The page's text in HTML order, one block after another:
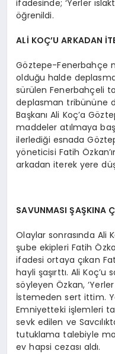
ifadesinde; ‘Yerler
öğrenildi.
ALİ KOÇ’U ARKADAN
Göztepe-Fenerbahçe
olduğu halde
sürülen Fenerbahçeli
deplasman tribününe
Başkanı Ali Koç’a
maddeler atılmaya
ilerlediği esnada
yöneticisi Fatih
arkadan iterek yere
SAVUNMASI ŞAŞKINA
Olaylar sonrasında Ali
şube ekipleri Fatih
ifadesi ortaya çıkan
hayli şaşırttı. Ali Koç’u
söyleyen Özkan, ‘Yerler
İstemeden sert ittim.
Emniyetteki işlemleri
sevk edilen ve
tutuklama talebiyle
ev hapsi cezası aldı.